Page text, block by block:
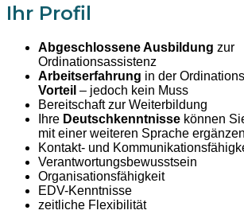
Ihr Profil
Abgeschlossene Ausbildung zur
Ordinationsassistenz
Arbeitserfahrung in der
Vorteil – jedoch kein Muss
Bereitschaft zur Weiterbildung
Ihre Deutschkenntnisse können
mit einer weiteren Sprache ergänzen
Kontakt- und
Verantwortungsbewusstsein
Organisationsfähigkeit
EDV-Kenntnisse
zeitliche Flexibilität